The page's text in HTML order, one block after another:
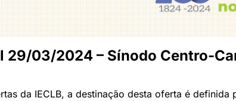
29/03/2024 – Sínodo Centro-
da IECLB, a destinação desta oferta é definida